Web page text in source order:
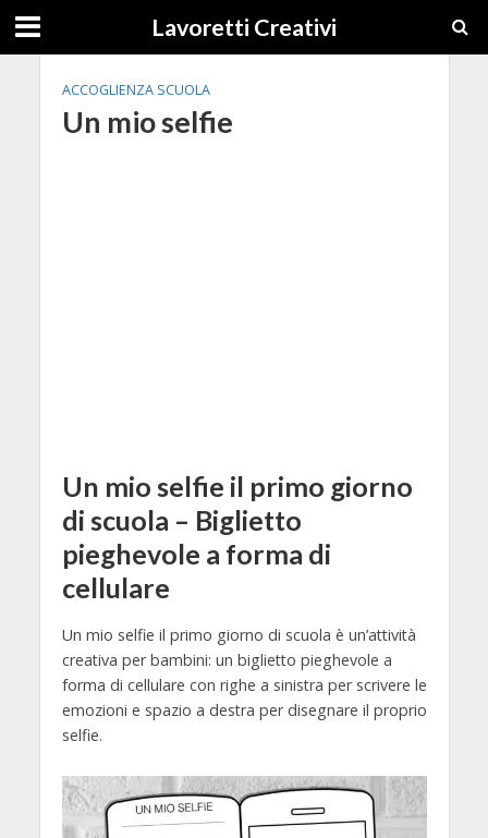
Lavoretti Creativi
ACCOGLIENZA SCUOLA
Un mio selfie
Un mio selfie il primo giorno
di scuola – Biglietto
pieghevole a forma di
cellulare
Un mio selfie il primo giorno di scuola è un’attività
creativa per bambini: un biglietto pieghevole a
forma di cellulare con righe a sinistra per scrivere le
emozioni e spazio a destra per disegnare il proprio
selfie.